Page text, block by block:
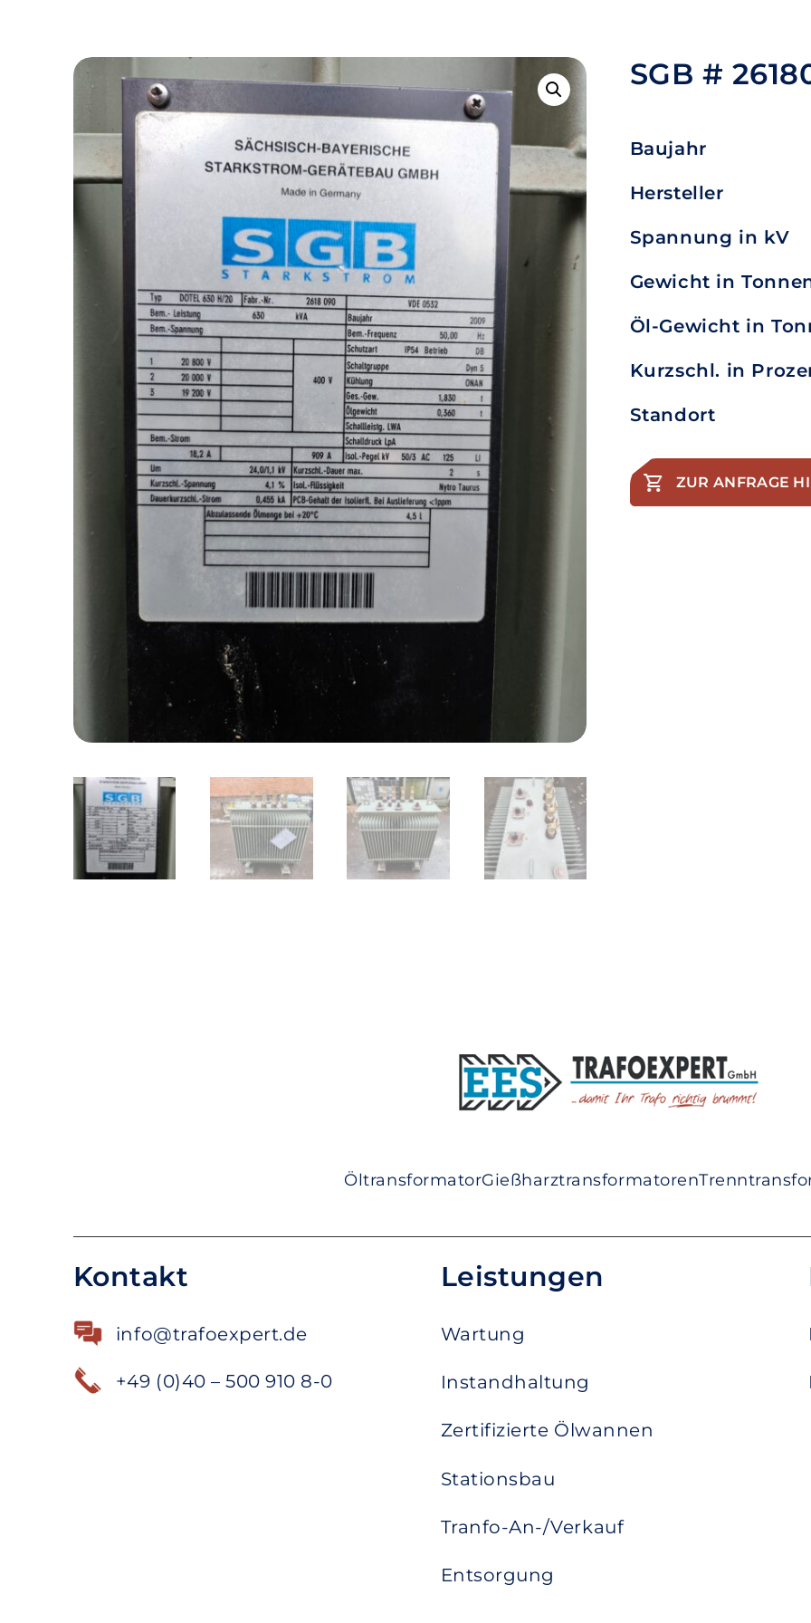
SGB #
Baujahr
Hersteller
Spannung in kV
Gewicht in
Öl-Gewicht in
Kurzschl. in
Standort
ZUR ANFRAGE
ÖltransformatorGießharztransformatoren
Kontakt
info@trafoexpert.de
+49 (0)40 – 500 910 8-0
Leistungen
Wartung
Instandhaltung
Zertifizierte Ölwannen
Stationsbau
Tranfo-An-/Verkauf
Entsorgung